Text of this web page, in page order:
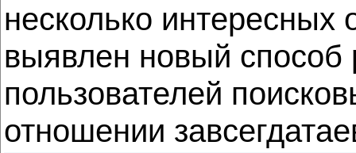
несколько интересных
выявлен новый способ
пользователей
отношении